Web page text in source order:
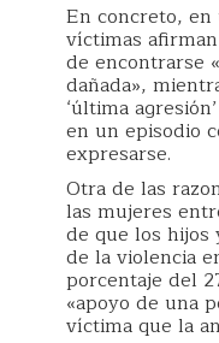
En concreto, en
víctimas
de encontrarse
dañada»,
‘última
en un episodio
expresarse.
Otra de las
las mujeres
de que los hijos
de la violencia
porcentaje del
«apoyo de una
víctima que la